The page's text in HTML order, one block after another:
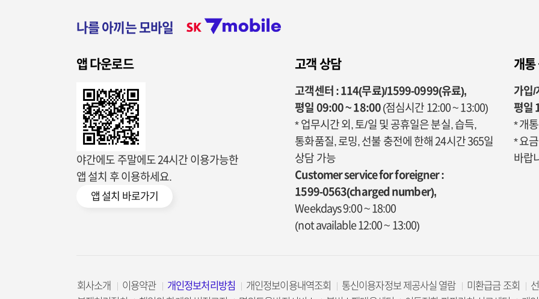
나를 아끼는 모바일
앱 다운로드
야간에도 주말에도 24시간 이용가능한
앱 설치 후 이용하세요.
앱 설치 바로가기
고객 상담
고객센터 : 114(무료)/1599-0999(유료),
평일 09:00 ~ 18:00 (점심시간 12:00 ~ 13:00)
* 업무시간 외, 토/일 및 공휴일은 분실, 습득,
통화품질, 로밍, 선불 충전에 한해 24시간 365일
상담 가능
Customer service for foreigner :
1599-0563(charged number),
Weekdays 9:00 ~ 18:00
(not available 12:00 ~ 13:00)
개통
가입/
평일
* 개
* 요
바랍
회사소개 이용약관 개인정보처리방침 개인정보이용내역조회 통신이용자정보 제공사실 열람 미환급금 조회